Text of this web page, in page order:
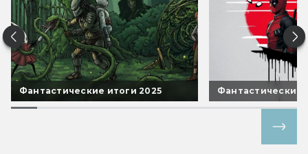
Фантастические итоги 2025 Фантастические